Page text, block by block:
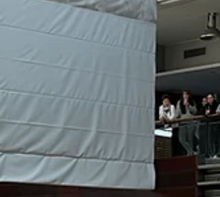
Kopf auf 50m um den Pokal der schnellen
Socke 2026 gesprintet wurde. Von unseren 8
Kindern, konnte Umut (6B) am Finallauf
teilnehmen und wurde der 6. schnellste Junge
Neuköllns aus